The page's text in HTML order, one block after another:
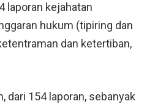
laporan kejahatan
hukum (tipiring dan
dan ketertiban,
dari 154 laporan, sebanyak